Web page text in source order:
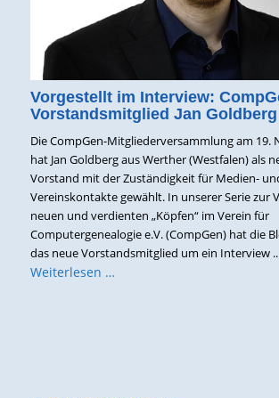
Vorgestellt im Interview:
Vorstandsmitglied Jan Goldberg
Die CompGen-Mitgliederversammlung am 19.
hat Jan Goldberg aus Werther (Westfalen) als
Vorstand mit der Zuständigkeit für Medien-
Vereinskontakte gewählt. In unserer Serie zur
neuen und verdienten „Köpfen“ im Verein für
Computergenealogie e.V. (CompGen) hat die
das neue Vorstandsmitglied um ein Interview
Weiterlesen …